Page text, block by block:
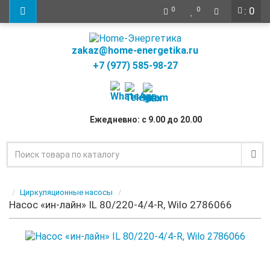
: 0
0 0
zakaz@home-energetika.ru
+7 (977) 585-98-27
Ежедневно: с 9.00 до 20.00
Циркуляционные насосы
Насос «ин-лайн» IL 80/220-4/4-R, Wilo 2786066